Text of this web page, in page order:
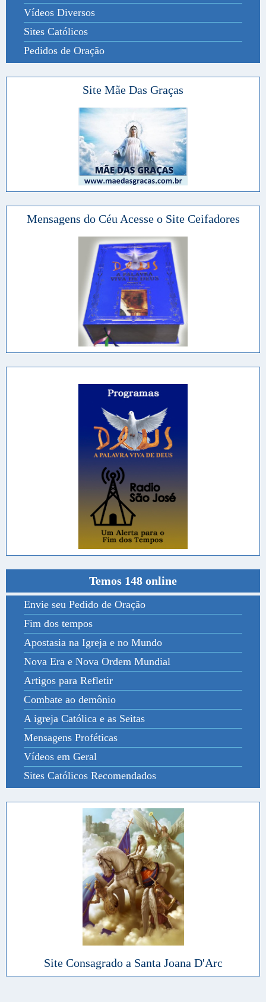
Vídeos Diversos
Sites Católicos
Pedidos de Oração
Site Mãe Das Graças
Mensagens do Céu Acesse o Site Ceifadores
Temos 148 online
Envie seu Pedido de Oração
Fim dos tempos
Apostasia na Igreja e no Mundo
Nova Era e Nova Ordem Mundial
Artigos para Refletir
Combate ao demônio
A igreja Católica e as Seitas
Mensagens Proféticas
Vídeos em Geral
Sites Católicos Recomendados
Site Consagrado a Santa Joana D'Arc